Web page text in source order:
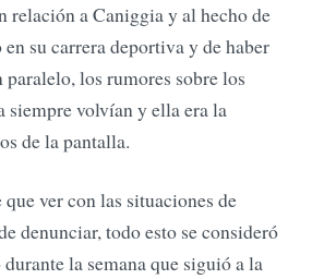
relación a Caniggia y al hecho de
su carrera deportiva y de haber
paralelo, los rumores sobre los
siempre volvían y ella era la
de la pantalla.
ver con las situaciones de
denunciar, todo esto se consideró
la semana que siguió a la